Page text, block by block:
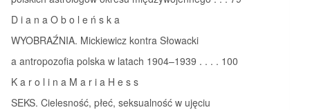
D i a n a O b o l e ń s k a
WYOBRAŹNIA. Mickiewicz kontra Słowacki
a antropozofia polska w latach 1904–1939 . . . . 100
K a r o l i n a M a r i a H e s s
SEKS. Cielesność, płeć, seksualność w ujęciu